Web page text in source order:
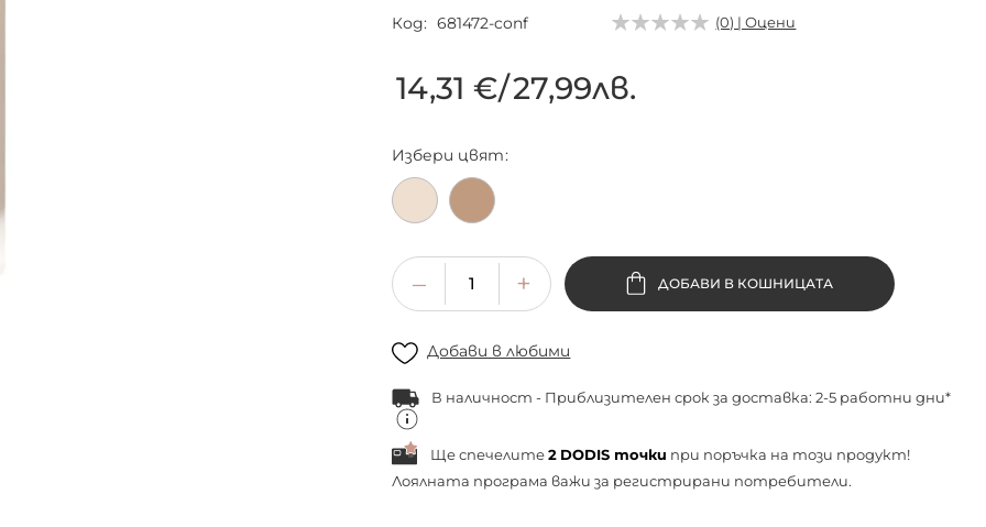
Код 681472-conf (0) | Оцени
14,31 €/27,99лв.
Избери цвят
ДОБАВИ В КОШНИЦАТА
Добави в любими
В наличност - Приблизителен срок за доставка: 2-5 работни дни*
Ще спечелите 2 DODIS точки при поръчка на този продукт!
Лоялната програма важи за регистрирани потребители.